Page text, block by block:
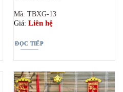
Mã: TBXG-13
Giá: Liên hệ
ĐỌC TIẾP